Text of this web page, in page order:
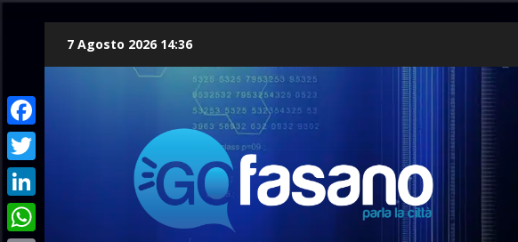
7 Agosto 2026 14:36
Facebook
Twitter
LinkedIn